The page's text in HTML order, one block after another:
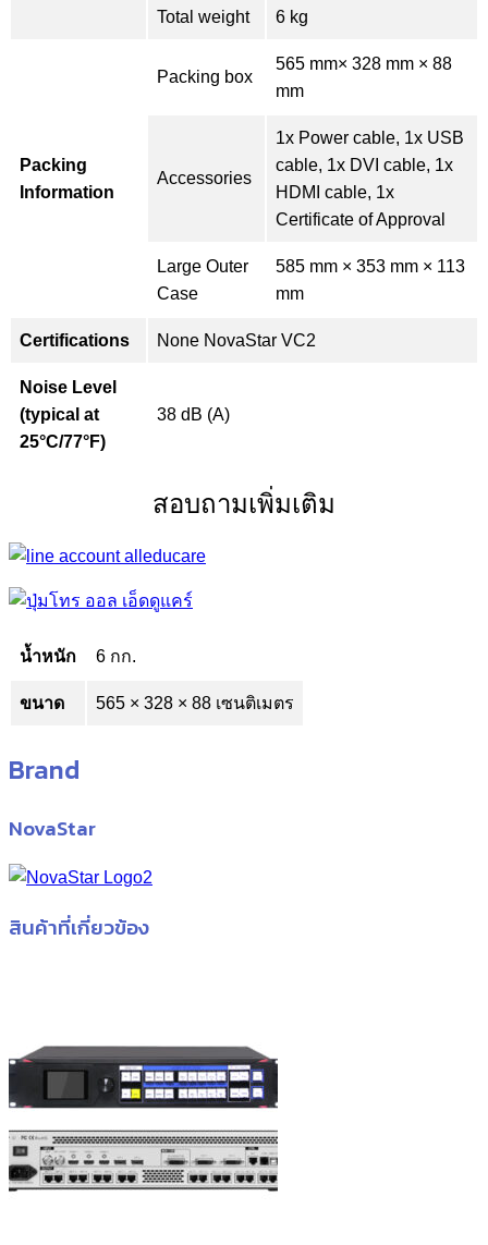
Total weight 6 kg
Packing
Information
Packing box
565 mm× 328 mm × 88
mm
Accessories
1x Power cable, 1x USB
cable, 1x DVI cable, 1x
HDMI cable, 1x
Certificate of Approval
Large Outer
Case
585 mm × 353 mm × 113
mm
Certifications None NovaStar VC2
Noise Level
(typical at
25°C/77°F)
38 dB (A)
สอบถามเพิ่มเติม
น้ำหนัก 6 กก.
ขนาด 565 × 328 × 88 เซนติเมตร
Brand
NovaStar
สินค้าที่เกี่ยวข้อง